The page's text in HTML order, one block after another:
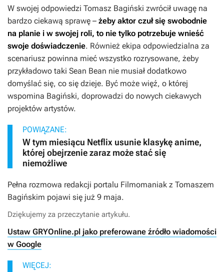
W swojej odpowiedzi Tomasz Bagiński zwrócił uwagę na
bardzo ciekawą sprawę – żeby aktor czuł się swobodnie
na planie i w swojej roli, to nie tylko potrzebuje wnieść
swoje doświadczenie. Również ekipa odpowiedzialna za
scenariusz powinna mieć wszystko rozrysowane, żeby
przykładowo taki Sean Bean nie musiał dodatkowo
domyślać się, co się dzieje. Być może więź, o której
wspomina Bagiński, doprowadzi do nowych ciekawych
projektów artystów.
POWIĄZANE:
W tym miesiącu Netflix usunie klasykę anime,
której obejrzenie zaraz może stać się
niemożliwe
Pełna rozmowa redakcji portalu Filmomaniak z Tomaszem
Bagińskim pojawi się już 9 maja.
Dziękujemy za przeczytanie artykułu.
Ustaw GRYOnline.pl jako preferowane źródło wiadomości
w Google
WIĘCEJ: